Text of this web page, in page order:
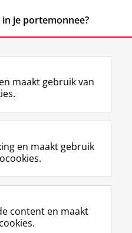
je portemonnee?
F
a
e
b
o
p
a
L
i
k
e
I
-
p
R
S
-
f
e
R
I
n
t
r
m
Y
o
T
e
k
maakt gebruik van
en maakt gebruik
content en maakt